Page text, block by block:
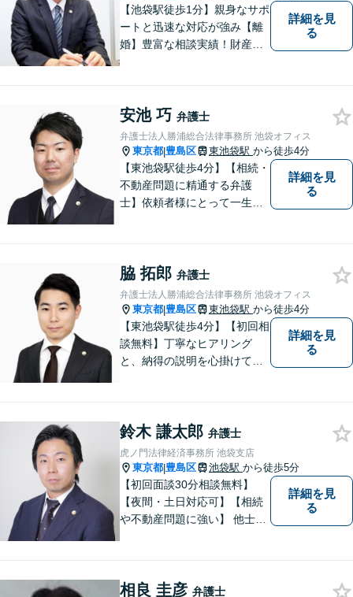
【池袋駅徒歩1分】親身なサポ
ートと迅速な対応が強み【離
婚】豊富な相談実績！財産分
さまのご要望を尊重した解決
策をご提示【初回面談無料】
詳細を見
る
安池 巧 弁護士
弁護士法人勝浦総合法律事務所 池袋オフィス
東京都|豊島区 東池袋駅 から徒歩4分
【東池袋駅徒歩4分】【相続・
不動産問題に精通する弁護
士】依頼者様にとって一生に
日々精進してまいります。池
袋・青山・大阪の3拠点の弁護
士が結集し、複雑な問題を解
決に導きます。
詳細を見
る
脇 拓郎 弁護士
弁護士法人勝浦総合法律事務所 池袋オフィス
東京都|豊島区 東池袋駅 から徒歩4分
【東池袋駅徒歩4分】【初回相
談無料】丁寧なヒアリング
と、納得の説明を心掛けてお
談してもいいのか分からない
という方でも、お気軽にご相
談ください。
詳細を見
る
鈴木 謙太郎 弁護士
虎ノ門法律経済事務所 池袋支店
東京都|豊島区 池袋駅 から徒歩5分
【初回面談30分相談無料】
【夜間・土日対応可】【相続
や不動産問題に強い】 他士業
名分の報酬しかいただきませ
詳細を見
る
相良 圭彦 弁護士